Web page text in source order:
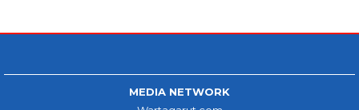
MEDIA NETWORK